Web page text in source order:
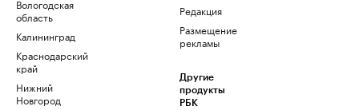
Вологодская
область
Калининград
Краснодарский
край
Нижний
Новгород
Редакция
Размещение
рекламы
Другие
продукты
РБК